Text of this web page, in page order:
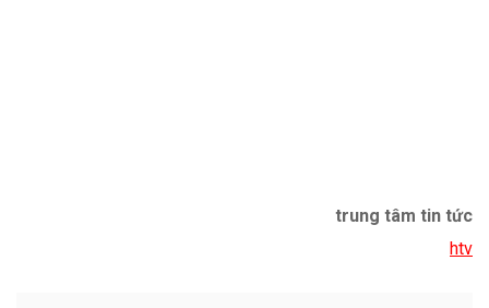
trung tâm tin tức
htv